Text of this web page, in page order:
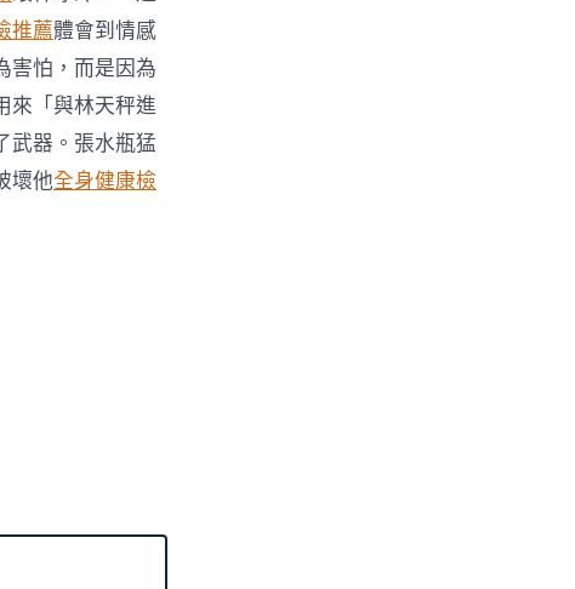
推薦體會到情感
害怕，而是因為
來「與林天秤進
武器。張水瓶猛
壞他全身健康檢